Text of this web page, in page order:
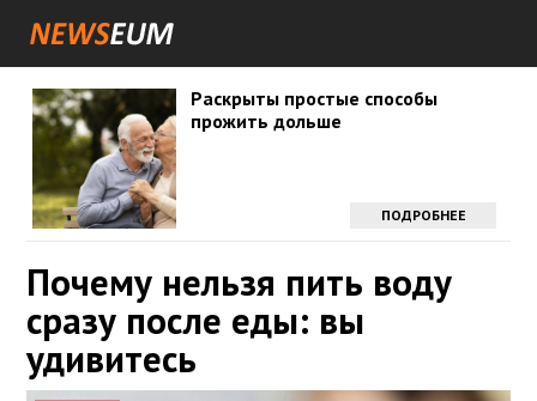
Раскрыты простые способы
прожить дольше
ПОДРОБНЕЕ
Почему нельзя пить воду
сразу после еды: вы
удивитесь